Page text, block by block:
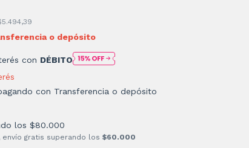
o depósito
con DÉBITO
con Transferencia o depósito
los $80.000
envío gratis superando los $60.000